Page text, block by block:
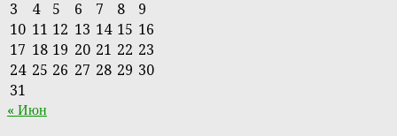
3
4 5 6 7 8
9
10 11 12 13 14 15 16
17 18 19 20 21 22 23
24 25 26 27 28 29 30
31
« Июн